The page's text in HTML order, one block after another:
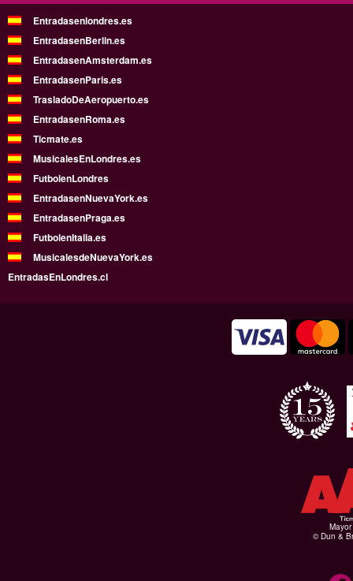
Entradasenlondres.es
EntradasenBerlin.es
EntradasenAmsterdam.es
EntradasenParis.es
TrasladoDeAeropuerto.es
EntradasenRoma.es
Ticmate.es
MusicalesEnLondres.es
FutbolenLondres
EntradasenNuevaYork.es
EntradasenPraga.es
FutbolenItalia.es
MusicalesdeNuevaYork.es
EntradasEnLondres.cl
© Dun &